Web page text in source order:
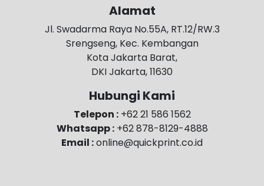
Alamat
Jl. Swadarma Raya No.55A, RT.12/RW.3
Srengseng, Kec. Kembangan
Kota Jakarta Barat,
DKI Jakarta, 11630
Hubungi Kami
Telepon :+62 21 586 1562
Whatsapp :+62 878-8129-4888
Email :online@quickprint.co.id